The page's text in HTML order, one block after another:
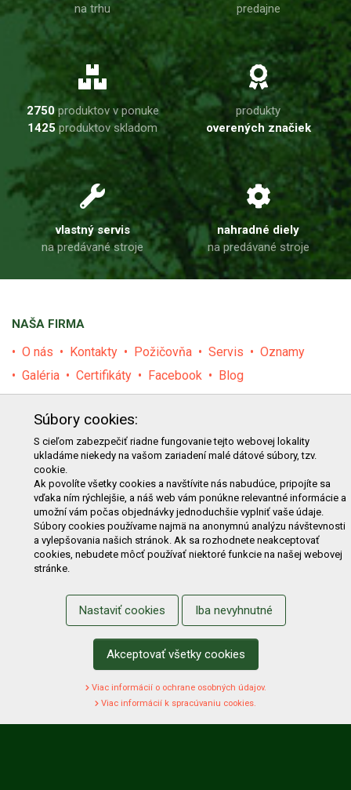
na trhu
predajne
2750produktov v ponuke
1425produktov skladom
produkty
overených značiek
vlastný servis
na predávané stroje
nahradné diely
na predávané stroje
NAŠA FIRMA
O nás Kontakty Požičovňa Servis
Oznamy
Galéria
Certifikáty Facebook Blog
E-shop Akcie Darčekové poukážky
Katalógy
Zľavy
Novinky Predávané značky
Bazár
Výzvy pre obce a firmy
NAKUPOVANIE
Obchodné podmienky
Cenník prepravy
Reklamačný poriadok
Odstúpenie od kúpy
Protokol na odstúpenie od kúpy
Alternatívne riešenie sporu
Ochrana osobných údajov
Používanie cookies
Nákup na splátky
Registrácia Košík
Zmena údajov
Súbory cookies:
S cieľom zabezpečiť riadne fungovanie tejto webovej lokality
ukladáme niekedy na vašom zariadení malé dátové súbory, tzv.
cookie.
Ak povolíte všetky cookies a navštívite nás nabudúce, pripojíte sa
vďaka ním rýchlejšie, a náš web vám ponúkne relevantné informácie a
umožní vám počas objednávky jednoduchšie vyplniť vaše údaje.
Súbory cookies používame najmä na anonymnú analýzu návštevnosti
a vylepšovania našich stránok. Ak sa rozhodnete neakceptovať
cookies, nebudete môcť používať niektoré funkcie na našej webovej
stránke.
Nastaviť cookies Iba nevyhnutné
Akceptovať všetky cookies
Viac informácií o ochrane osobných údajov.
Viac informácií k spracúvaniu cookies.